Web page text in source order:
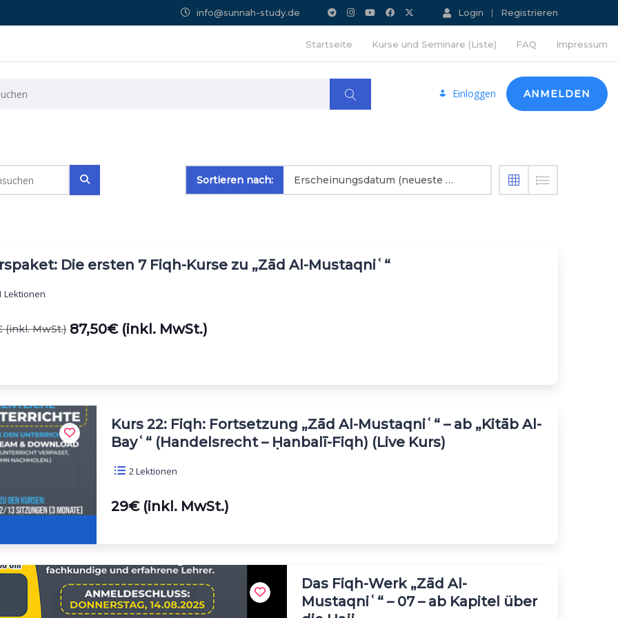
Login Registrieren
info@sunnah-study.de
Startseite Kurse und Seminare (Liste) FAQ Impressum
Einloggen ANMELDEN
Sortieren nach: Erscheinungsdatum (neueste zuerst)
Die ersten 7 Fiqh-Kurse zu „Zād Al-Mustaqniʿ“
Lektionen
(inkl. MwSt.) 87,50€ (inkl. MwSt.)
Kurs 22: Fiqh: Fortsetzung „Zād Al-Mustaqniʿ“ – ab „Kitāb Al-
Bayʿ“ (Handelsrecht – Ḥanbalī-Fiqh) (Live Kurs)
2 Lektionen
29€ (inkl. MwSt.)
Das Fiqh-Werk „Zād Al-
Mustaqniʿ“ – 07 – ab Kapitel über